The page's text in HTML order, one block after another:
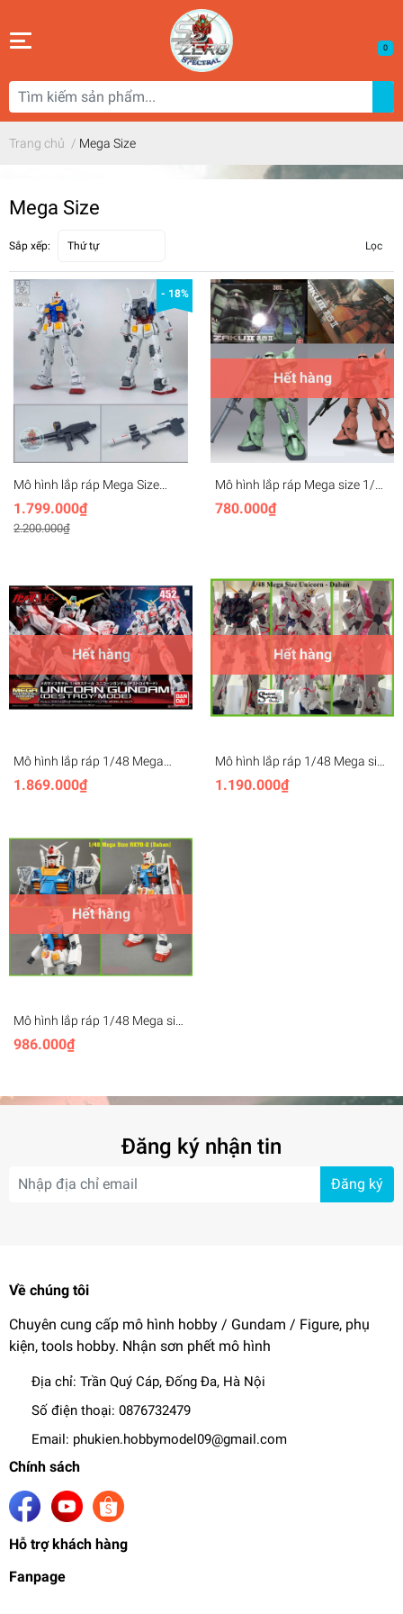
0
Trang chủ / Mega Size
Mega Size
Sắp xếp: Thứ tự Lọc
- 18%
Mô hình lắp ráp Mega Size
1/35 RX-78-2 (52cm) Jumbo
Fang Dajing 7802
1.799.000₫
2.200.000₫
Hết hàng
Mô hình lắp ráp Mega size 1/48
Zaku II megasize gundam
780.000₫
Hết hàng
Mô hình lắp ráp 1/48 Mega
Size Unicorn Destroy Mode
Gundam Bandai
1.869.000₫
Hết hàng
Mô hình lắp ráp 1/48 Mega size
Unicorn MEGASIZE 53.5cm
(+led) gundam Daban
1.190.000₫
Hết hàng
Mô hình lắp ráp 1/48 Mega size
RX-78-2 RX78 Gundam Daban
(kèm decal)
986.000₫
Đăng ký nhận tin
Đăng ký
Về chúng tôi
Chuyên cung cấp mô hình hobby / Gundam / Figure, phụ
kiện, tools hobby. Nhận sơn phết mô hình
Địa chỉ: Trần Quý Cáp, Đống Đa, Hà Nội
Số điện thoại: 0876732479
Email: phukien.hobbymodel09@gmail.com
Chính sách
Hỗ trợ khách hàng
Fanpage